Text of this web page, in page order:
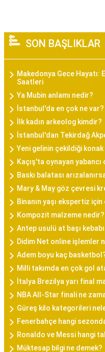
SON BAŞLIKLAR
Makedonya Gece Hayatı:
Saatleri
Ya Mubin anlamı nedir?
İstanbul'da en çok ne var?
İlk kadın arkeolog kimdir?
İstanbul'dan Tekirdağ
Yeni gelinin çekildiği konak
Kaçış'ta oynayan
Baskı balatası
Mary & May göz çevresi
Binanın yaşı ekspertiz
Kompozit malzeme nedir?
Antep usulü at başı
Didim Net online işlemler
Adem boyu kaç
Milli takımda en çok gol
İtalya Brezilya yarı final
NBA All-Star finali ne
Güreş kilo kategorileri
Fenerbahçe hangi
Ronaldo ve Messi hangi
Müktesap bilgi ne demek?